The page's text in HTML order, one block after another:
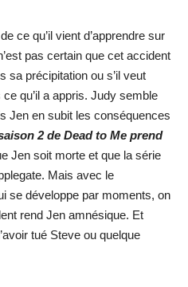
ce qu’il vient d’apprendre sur
pas certain que cet accident
sa précipitation ou s’il veut
qu’il a appris. Judy semble
Jen en subit les conséquences
2 de Dead to Me prend
Jen soit morte et que la série
Mais avec le
se développe par moments, on
rend Jen amnésique. Et
tué Steve ou quelque